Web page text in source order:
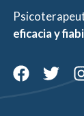
eficacia y